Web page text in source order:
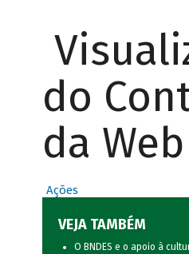
do
da Web
Ações
VEJA TAMBÉM
O BNDES e o apoio à